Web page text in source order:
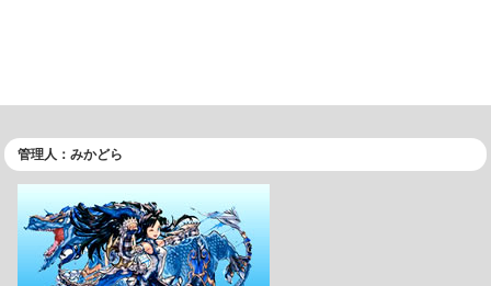
管理人：みかどら